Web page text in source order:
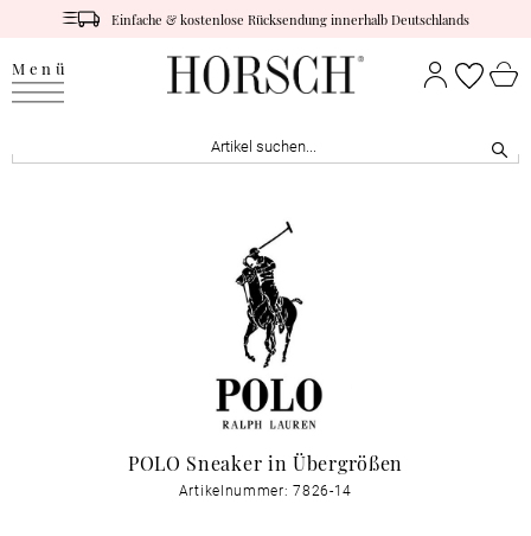
Einfache & kostenlose Rücksendung innerhalb Deutschlands
Menü
POLO Sneaker in Übergrößen
Artikelnummer: 7826-14